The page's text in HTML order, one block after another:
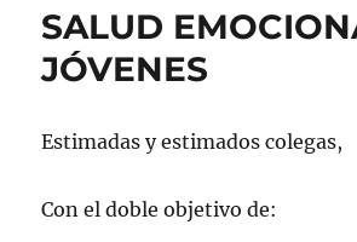
SALUD
JÓVENES
Estimadas y estimados colegas,
Con el doble objetivo de: